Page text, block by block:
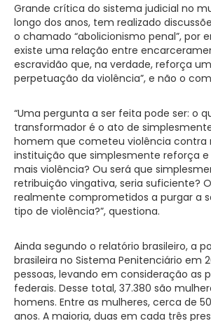
Grande crítica do sistema judicial no
longo dos anos, tem realizado
o chamado “abolicionismo penal”, por
existe uma relação entre
escravidão que, na verdade, reforça
perpetuação da violência”, e não o
“Uma pergunta a ser feita pode ser: o
transformador é o ato de
homem que cometeu violência contra
instituição que simplesmente reforça e
mais violência? Ou será que
retribuição vingativa, seria suficiente?
realmente comprometidos a purgar a
tipo de violência?”, questiona.
Ainda segundo o relatório brasileiro, a
brasileira no Sistema Penitenciário em
pessoas, levando em consideração as
federais. Desse total, 37.380 são
homens. Entre as mulheres, cerca de
anos. A maioria, duas em cada três